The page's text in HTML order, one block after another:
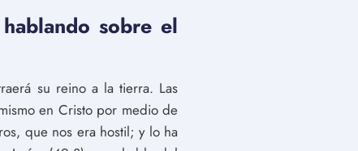
sobre el
su reino a la tierra. Las
en Cristo por medio de
que nos era hostil; y lo ha